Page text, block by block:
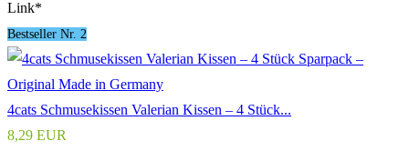
Link*
Bestseller Nr. 2
4cats Schmusekissen Valerian Kissen – 4 Stück...
8,29 EUR